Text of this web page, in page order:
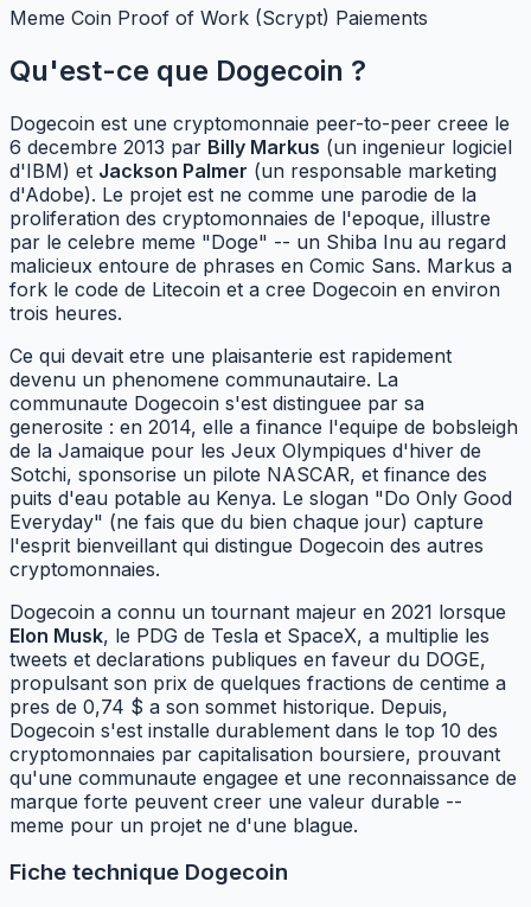
Meme Coin Proof of Work (Scrypt) Paiements
Qu'est-ce que Dogecoin ?
Dogecoin est une cryptomonnaie peer-to-peer creee le
6 decembre 2013 par Billy Markus (un ingenieur logiciel
d'IBM) et Jackson Palmer (un responsable marketing
d'Adobe). Le projet est ne comme une parodie de la
proliferation des cryptomonnaies de l'epoque, illustre
par le celebre meme "Doge" -- un Shiba Inu au regard
malicieux entoure de phrases en Comic Sans. Markus a
fork le code de Litecoin et a cree Dogecoin en environ
trois heures.
Ce qui devait etre une plaisanterie est rapidement
devenu un phenomene communautaire. La
communaute Dogecoin s'est distinguee par sa
generosite : en 2014, elle a finance l'equipe de bobsleigh
de la Jamaique pour les Jeux Olympiques d'hiver de
Sotchi, sponsorise un pilote NASCAR, et finance des
puits d'eau potable au Kenya. Le slogan "Do Only Good
Everyday" (ne fais que du bien chaque jour) capture
l'esprit bienveillant qui distingue Dogecoin des autres
cryptomonnaies.
Dogecoin a connu un tournant majeur en 2021 lorsque
Elon Musk, le PDG de Tesla et SpaceX, a multiplie les
tweets et declarations publiques en faveur du DOGE,
propulsant son prix de quelques fractions de centime a
pres de 0,74 $ a son sommet historique. Depuis,
Dogecoin s'est installe durablement dans le top 10 des
cryptomonnaies par capitalisation boursiere, prouvant
qu'une communaute engagee et une reconnaissance de
marque forte peuvent creer une valeur durable --
meme pour un projet ne d'une blague.
Fiche technique Dogecoin